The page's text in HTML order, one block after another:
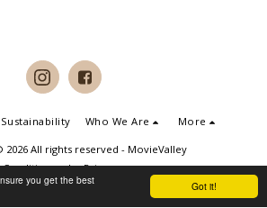
Got it!
you get the best
Sustainability Who We Are More
2026 All rights reserved - MovieValley
Conditions|Privacy